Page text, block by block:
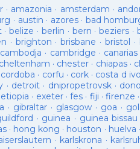
· amazonia · amsterdam ·
· austin · azores· bad
·belize · berlin · bern ·beziers ·
· brighton ·brisbane · bristol ·
cambodja · cambridge · canarias
cheltenham · chester · chiapas·
cordoba · corfu · cork · costa d
· detroit· dnipropetrovsk·
etiopia · exeter· fes · fiji · firenze ·
· gibraltar · glasgow· goa ·
· guinea · guinea bissau
· hong kong · houston · huelva ·
· karlskrona ·